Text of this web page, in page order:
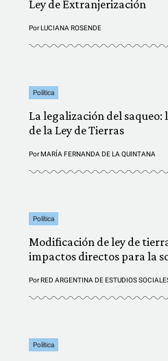
Ley de Extranjerización
PorLUCIANA ROSENDE
Política
La legalización del saqueo:
de la Ley de Tierras
PorMARÍA FERNANDA DE LA QUINTANA
Política
Modificación de ley de
impactos directos para la
PorRED ARGENTINA DE ESTUDIOS
Política